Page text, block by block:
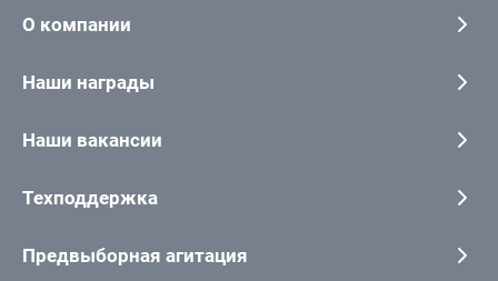
О компании
Наши награды
Наши вакансии
Техподдержка
Предвыборная агитация